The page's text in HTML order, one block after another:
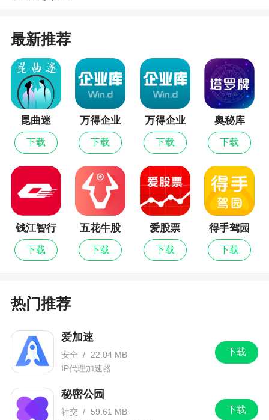
1、专门为掌上4s的员工所打造的，所以说他的
功能非常的专业，能够让用户感受到工作上的便利
2、帮助企业解决外请管理的难题，通过信息化
的处理，随时为你完成各种对接业务.专业高效的管
3、软件里有进销存，oa办公服务，库存查看等
等功能，十分方便，用户可以随时随的管理，十分
的方便
更新日志
最新推荐
昆曲迷
下载
万得企业
库最新版
下载
万得企业
库
下载
奥秘库
下载
钱江智行
下载
五花牛股
票最新版
下载
爱股票
下载
得手驾园
下载
热门推荐
下载
爱加速
安全 /
22.04 MB
IP代理加速器
下载
秘密公园
社交 /
59.61 MB